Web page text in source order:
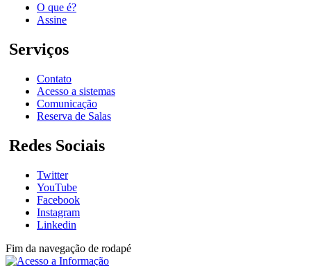
O que é?
Assine
Serviços
Contato
Acesso a sistemas
Comunicação
Reserva de Salas
Redes Sociais
Twitter
YouTube
Facebook
Instagram
Linkedin
Fim da navegação de rodapé